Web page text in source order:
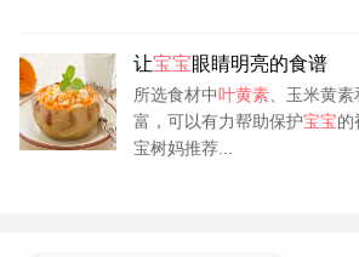
让宝宝眼睛明亮的食谱
所选食材中叶黄素、玉米黄
富，可以有力帮助保护宝宝的
宝树妈推荐...